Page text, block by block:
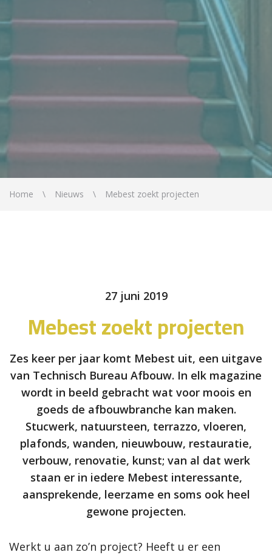
Home Nieuws Mebest zoekt projecten
27 juni 2019
Mebest zoekt projecten
Zes keer per jaar komt Mebest uit, een uitgave
van Technisch Bureau Afbouw. In elk magazine
wordt in beeld gebracht wat voor moois en
goeds de afbouwbranche kan maken.
Stucwerk, natuursteen, terrazzo, vloeren,
plafonds, wanden, nieuwbouw, restauratie,
verbouw, renovatie, kunst; van al dat werk
staan er in iedere Mebest interessante,
aansprekende, leerzame en soms ook heel
gewone projecten.
Werkt u aan zo’n project? Heeft u er een